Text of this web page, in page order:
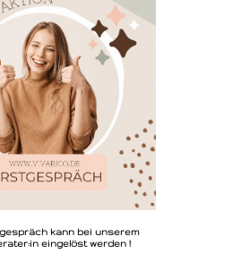
kann bei unserem
eingelöst werden !